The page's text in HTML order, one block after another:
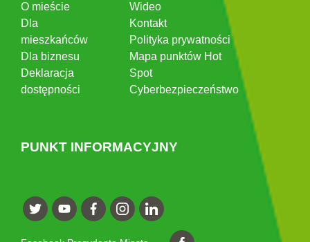
O mieście
Dla
mieszkańców
Dla biznesu
Deklaracja
dostępności
Wideo
Kontakt
Polityka prywatności
Mapa punktów Hot
Spot
Cyberbezpieczeństwo
PUNKT INFORMACYJNY